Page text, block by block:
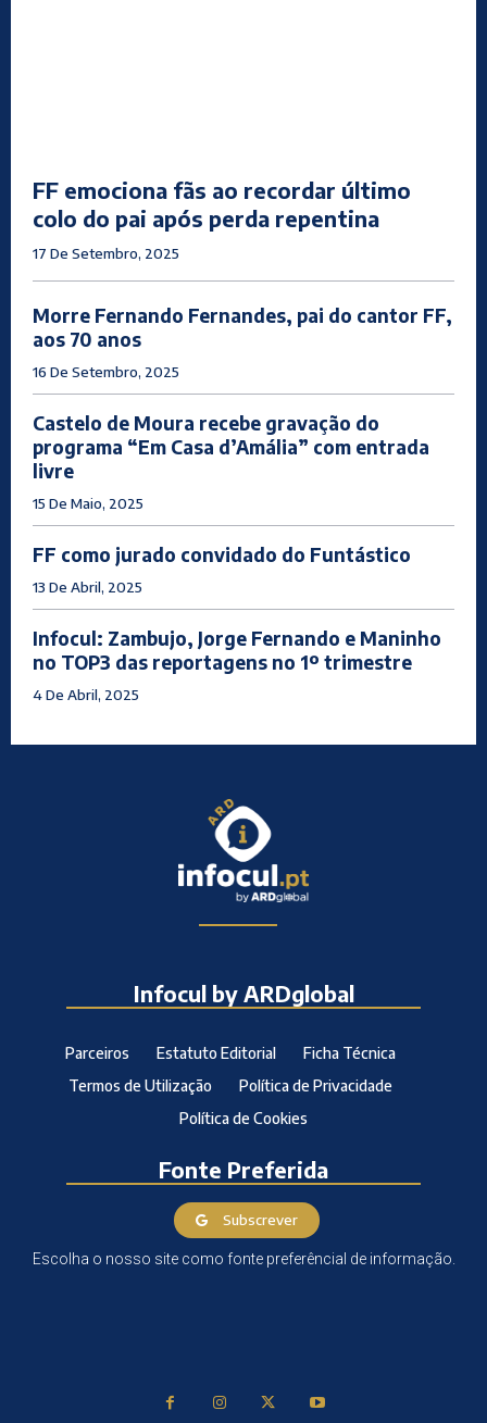
FF emociona fãs ao recordar último
colo do pai após perda repentina
17 De Setembro, 2025
Morre Fernando Fernandes, pai do cantor FF,
aos 70 anos
16 De Setembro, 2025
Castelo de Moura recebe gravação do
programa “Em Casa d’Amália” com entrada
livre
15 De Maio, 2025
FF como jurado convidado do Funtástico
13 De Abril, 2025
Infocul: Zambujo, Jorge Fernando e Maninho
no TOP3 das reportagens no 1º trimestre
4 De Abril, 2025
Infocul by ARDglobal
Parceiros Estatuto Editorial
Ficha Técnica
Termos de Utilização
Política de Privacidade
Política de Cookies
Fonte Preferida
Subscrever
Escolha o nosso site como fonte preferêncial de informação.